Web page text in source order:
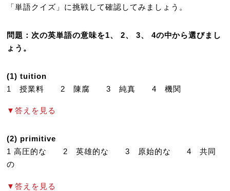
「単語クイズ」に挑戦して確認してみましょう。
問題：次の英単語の意味を1、 2、 3、 4の中から選びまし
ょう。
(1) tuition
1 授業料 2 陳腐 3 純真 4 機関
▼答えを見る
(2) primitive
1 高圧的な 2 英雄的な 3 原始的な 4 共同
の
▼答えを見る